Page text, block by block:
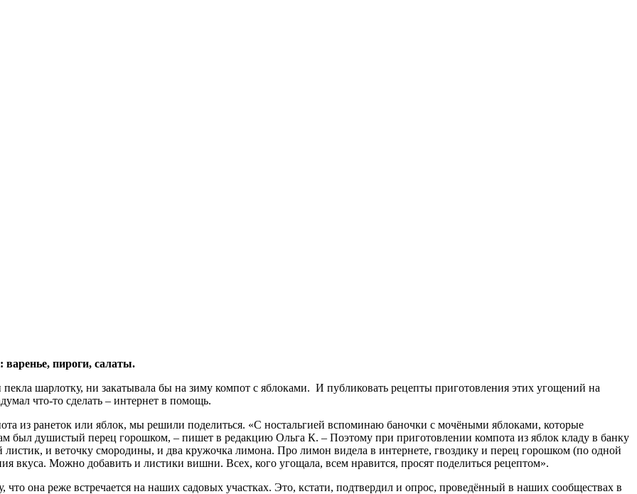
варенье, пироги, салаты.
шарлотку, ни закатывала бы на зиму компот с яблоками. И публиковать рецепты приготовления этих угощений на
что-то сделать – интернет в помощь.
из ранеток или яблок, мы решили поделиться. «С ностальгией вспоминаю баночки с мочёными яблоками, которые
был душистый перец горошком, – пишет в редакцию Ольга К. – Поэтому при приготовлении компота из яблок кладу в банку
и веточку смородины, и два кружочка лимона. Про лимон видела в интернете, гвоздику и перец горошком (по одной
вкуса. Можно добавить и листики вишни. Всех, кого угощала, всем нравится, просят поделиться рецептом».
она реже встречается на наших садовых участках. Это, кстати, подтвердил и опрос, проведённый в наших сообществах в